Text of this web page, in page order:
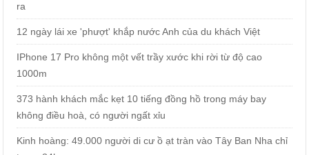
ra
12 ngày lái xe 'phượt' khắp nước Anh của du khách Việt
IPhone 17 Pro không một vết trầy xước khi rời từ độ cao
1000m
373 hành khách mắc kẹt 10 tiếng đồng hồ trong máy bay
không điều hoà, có người ngất xỉu
Kinh hoàng: 49.000 người di cư ồ ạt tràn vào Tây Ban Nha chỉ